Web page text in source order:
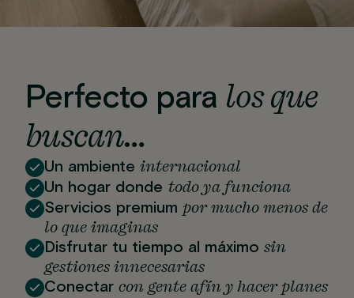
Perfecto para los que
buscan…
Un ambiente internacional
Un hogar donde todo ya funciona
Servicios premium por mucho menos de
lo que imaginas
Disfrutar tu tiempo al máximo sin
gestiones innecesarias
Conectar con gente afín y hacer planes